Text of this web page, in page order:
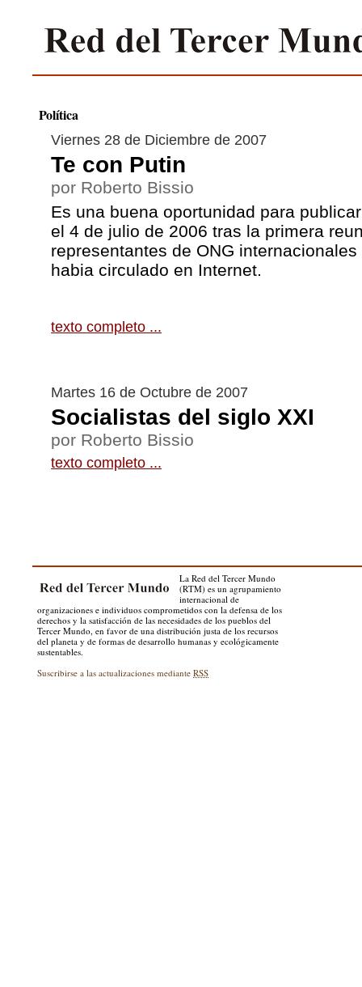
Política
Viernes 28 de Diciembre de 2007
Te con Putin
por Roberto Bissio
Es una buena oportunidad para
el 4 de julio de 2006 tras la primera
representantes de ONG
habia circulado en Internet.
texto completo ...
Martes 16 de Octubre de 2007
Socialistas del siglo XXI
por Roberto Bissio
texto completo ...
La Red del Tercer Mundo
(RTM) es un agrupamiento
internacional de
organizaciones e individuos comprometidos con la defensa de los
derechos y la satisfacción de las necesidades de los pueblos del
Tercer Mundo, en favor de una distribución justa de los recursos
del planeta y de formas de desarrollo humanas y ecológicamente
sustentables.
Suscribirse a las actualizaciones medianteRSS